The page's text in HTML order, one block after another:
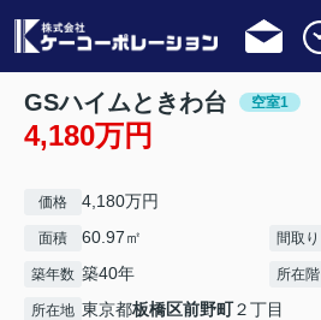
GSハイムときわ台 空室1
4,180万円
価格 4,180万円
面積 60.97㎡ 間取り
築年数 築40年 所在階
所在地 東京都板橋区前野町２丁目